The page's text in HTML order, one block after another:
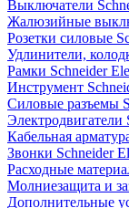
Выключатели
Жалюзийные
Розетки силовые
Удлинители,
Рамки Schneider
Инструмент
Силовые разъемы
Электродвигатели
Кабельная
Звонки Schneider
Расходные
Молниезащита и
Дополнительные